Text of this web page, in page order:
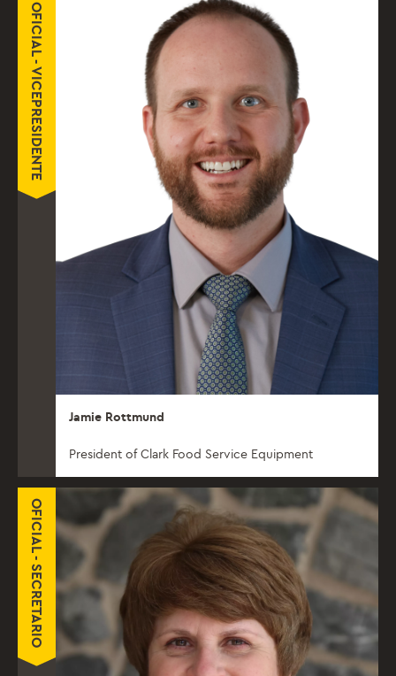
OFICIAL - VICEPRESIDENTE
Jamie Rottmund
President of Clark Food Service Equipment
OFICIAL - SECRETARIO